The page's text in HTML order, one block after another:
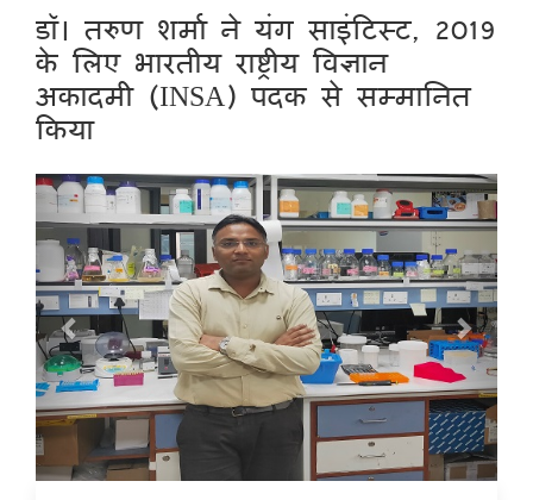
डॉ। तरुण शर्मा ने यंग साइंटिस्ट, 2019
के लिए भारतीय राष्ट्रीय विज्ञान
अकादमी (INSA) पदक से सम्मानित
किया
Previous Next